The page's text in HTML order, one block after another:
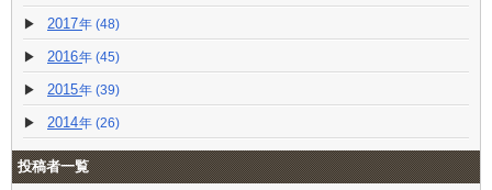
2017 (48)
2016 (45)
2015 (39)
2014 (26)
投稿者一覧